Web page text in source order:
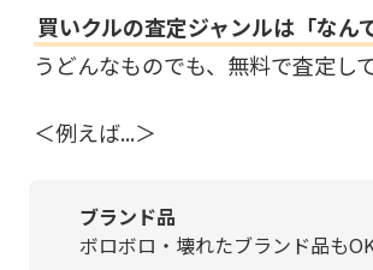
買いクルの査定ジャンルは「なん
うどんなものでも、無料で査定し
＜例えば...＞
ブランド品
ボロボロ・壊れたブランド品もOK